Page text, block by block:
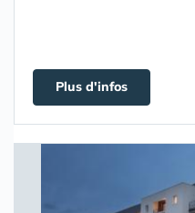
Plus d'infos